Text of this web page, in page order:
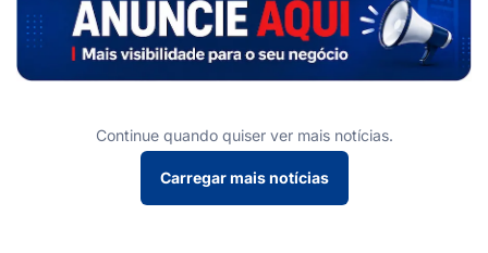
Continue quando quiser ver mais notícias.
Carregar mais notícias